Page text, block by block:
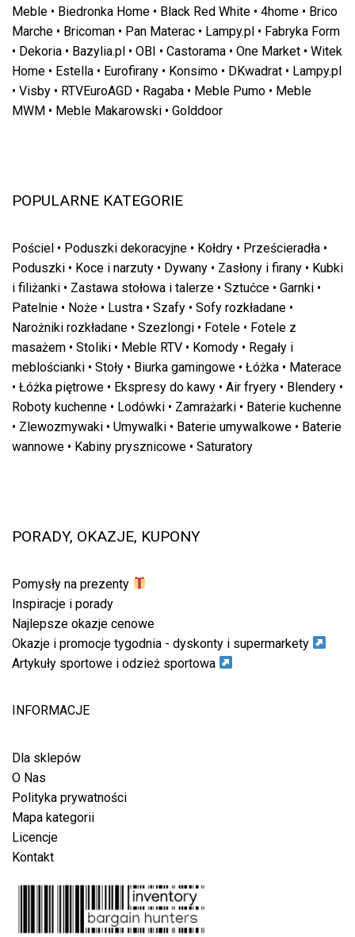
Meble • Biedronka Home • Black Red White • 4home • Brico
Marche • Bricoman • Pan Materac • Lampy.pl • Fabryka Form
• Dekoria • Bazylia.pl • OBI • Castorama • One Market • Witek
Home • Estella • Eurofirany • Konsimo • DKwadrat • Lampy.pl
• Visby • RTVEuroAGD • Ragaba • Meble Pumo • Meble
MWM • Meble Makarowski • Golddoor
POPULARNE KATEGORIE
Pościel • Poduszki dekoracyjne • Kołdry • Prześcieradła •
Poduszki • Koce i narzuty • Dywany • Zasłony i firany • Kubki
i filiżanki • Zastawa stołowa i talerze • Sztućce • Garnki •
Patelnie • Noże • Lustra • Szafy • Sofy rozkładane •
Narożniki rozkładane • Szezlongi • Fotele • Fotele z
masażem • Stoliki • Meble RTV • Komody • Regały i
meblościanki • Stoły • Biurka gamingowe • Łóżka • Materace
• Łóżka piętrowe • Ekspresy do kawy • Air fryery • Blendery •
Roboty kuchenne • Lodówki • Zamrażarki • Baterie kuchenne
• Zlewozmywaki • Umywalki • Baterie umywalkowe • Baterie
wannowe • Kabiny prysznicowe • Saturatory
PORADY, OKAZJE, KUPONY
Pomysły na prezenty
Inspiracje i porady
Najlepsze okazje cenowe
Okazje i promocje tygodnia - dyskonty i supermarkety
Artykuły sportowe i odzież sportowa
INFORMACJE
Dla sklepów
O Nas
Polityka prywatności
Mapa kategorii
Licencje
Kontakt